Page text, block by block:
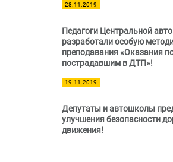
28.11.2019
Педагоги Центральной
разработали особую
преподавания «Оказания
пострадавшим в ДТП»!
19.11.2019
Депутаты и автошколы
улучшения безопасности
движения!